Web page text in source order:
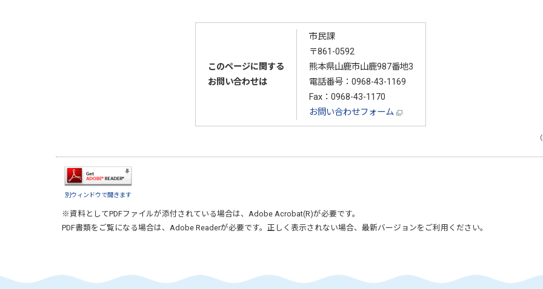
このページに関する
お問い合わせは
市民課
〒861-0592
熊本県山鹿市山鹿987番地3
電話番号： 0968-43-1169
Fax：0968-43-1170
お問い合わせフォーム
別ウィンドウで開きます
※資料としてPDFファイルが添付されている場合は、 Adobe Acrobat(R)が必要です。
PDF書類をご覧になる場合は、 Adobe Readerが必要です。正しく表示されない場合、最新バージョンをご利用ください。